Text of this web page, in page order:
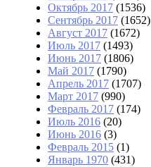
Октябрь 2017 (1536)
Сентябрь 2017 (1652)
Август 2017 (1672)
Июль 2017 (1493)
Июнь 2017 (1806)
Май 2017 (1790)
Апрель 2017 (1707)
Март 2017 (990)
Февраль 2017 (174)
Июль 2016 (20)
Июнь 2016 (3)
Февраль 2015 (1)
Январь 1970 (431)